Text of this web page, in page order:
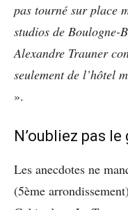
pas tourné sur place
studios de
Alexandre Trauner
seulement de l’hôtel
».
N’oubliez pas le
Les anecdotes ne
(5ème